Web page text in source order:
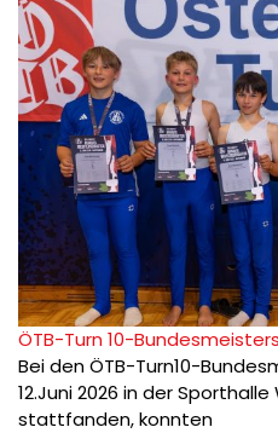
ÖTB-Turn 10-
Bei den ÖTB-Turn10-
12.Juni 2026 in der
stattfanden, konnten